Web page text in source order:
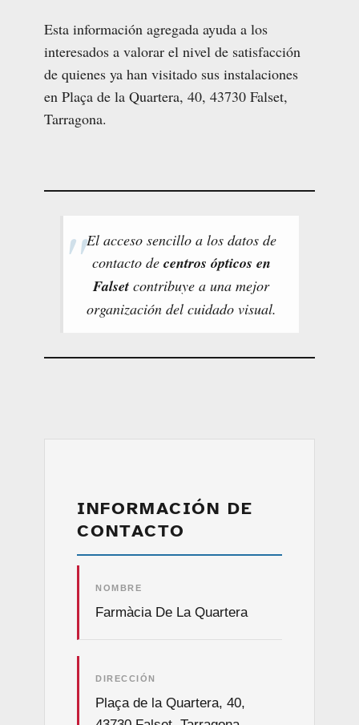
Esta información agregada ayuda a los
interesados a valorar el nivel de satisfacción
de quienes ya han visitado sus instalaciones
en Plaça de la Quartera, 40, 43730 Falset,
Tarragona.
El acceso sencillo a los datos de
contacto de centros ópticos en
Falset contribuye a una mejor
organización del cuidado visual.
INFORMACIÓN DE
CONTACTO
NOMBRE
Farmàcia De La Quartera
DIRECCIÓN
Plaça de la Quartera, 40,